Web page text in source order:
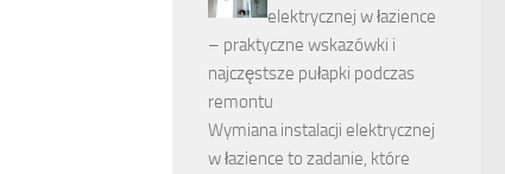
elektrycznej w łazience
– praktyczne wskazówki i
najczęstsze pułapki podczas
remontu
Wymiana instalacji elektrycznej
w łazience to zadanie, które